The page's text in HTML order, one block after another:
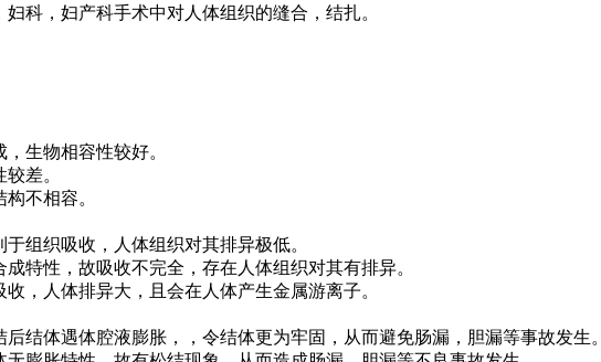
科，妇产科手术中对人体组织的缝合，结扎。
生物相容性较好。
差。
不相容。
组织吸收，人体组织对其排异极低。
特性，故吸收不完全，存在人体组织对其有排异。
，人体排异大，且会在人体产生金属游离子。
结体遇体腔液膨胀，，令结体更为牢固，从而避免肠漏，胆漏等事故发生。